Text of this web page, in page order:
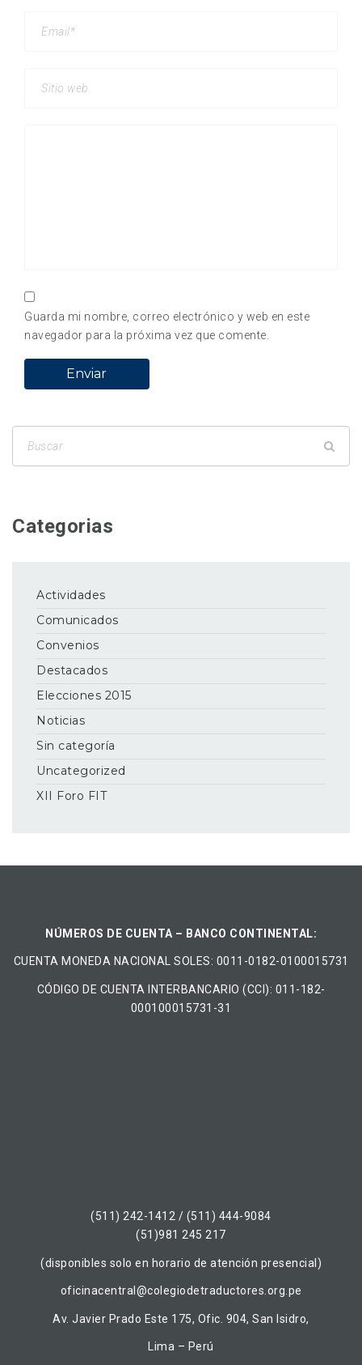
Guarda mi nombre, correo electrónico y web en este
navegador para la próxima vez que comente.
Categorias
Actividades
Comunicados
Convenios
Destacados
Elecciones 2015
Noticias
Sin categoría
Uncategorized
XII Foro FIT
NÚMEROS DE CUENTA – BANCO CONTINENTAL:
CUENTA MONEDA NACIONAL​ ​SOLES​: 0011-0182-0100015731
CÓDIGO DE CUENTA INTERBANCARIO (CCI): 011-182-
000100015731-31
(511) 242-1412 / (511) 444-9084
(51)981 245 217
(disponibles solo en horario de atención presencial)
oficinacentral@colegiodetraductores.org.pe
Av. Javier Prado Este 175, Ofic. 904, San Isidro,
Lima – Perú